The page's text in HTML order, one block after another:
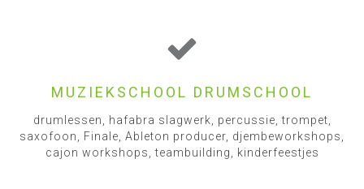
MUZIEKSCHOOL DRUMSCHOOL
drumlessen, hafabra slagwerk, percussie, trompet,
saxofoon, Finale, Ableton producer, djembeworkshops,
cajon workshops, teambuilding, kinderfeestjes